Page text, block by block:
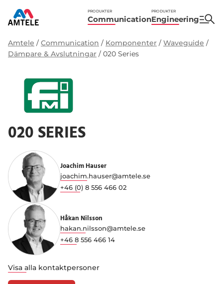
PRODUKTER
Communication
PRODUKTER
Engineering
Amtele / Communication / Komponenter / Waveguide /
Dämpare & Avslutningar / 020 Series
020 SERIES
Joachim Hauser
joachim.hauser@amtele.se
+46 (0) 8 556 466 02
Håkan Nilsson
hakan.nilsson@amtele.se
+46 8 556 466 14
Visa alla kontaktpersoner